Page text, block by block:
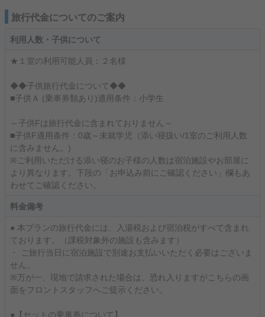
旅行代金についてのご案内
利用人数・子供について
★１室の利用可能人員：２名様
◆◆子供旅行代金について◆◆
■子供Ａ (乗車券類あり)適用条件：小学生
～子供Fは旅行代金に含まれておりません～
■子供F適用条件：0歳～未就学児（添い寝扱い/1室のご利用人数
に含みません。)
※ご利用いただける添い寝のお子様の人数は宿泊施設やお部屋に
より異なります。下段の「お申込み前にご確認ください」欄もあ
わせてご確認ください。
料金備考
● 本プランの旅行代金には、入湯税および宿泊税がすべて含まれ
ております。（課税対象外の施設も含みます）
・ ご旅行当日に宿泊施設で別途お支払いいただく必要はございま
せん。
※万が一、現地で請求された場合は、恐れ入りますがこちらの画
面をフロントスタッフへご提示ください。
●【セットの乗車券について】